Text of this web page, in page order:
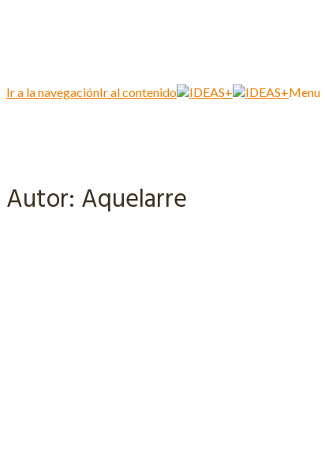
Ir a la navegaciónIr al contenido Menu
Autor: Aquelarre